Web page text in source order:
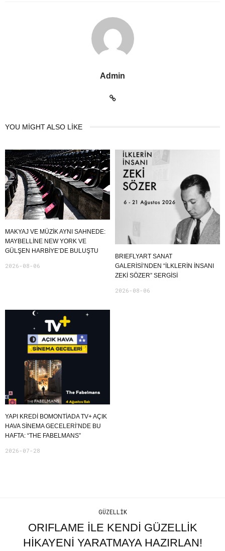
Admin
YOU MIGHT ALSO LIKE
MAKYAJ VE MÜZIK AYNI SAHNEDE:
MAYBELLINE NEW YORK VE
GÜLŞEN HARBIYE’DE BULUŞTU
2026-08-06
BRIEFLYART SANAT
GALERİSİ’NDEN “İLKLERİN İNSANI
ZEKİ SÖZER” SERGİSİ
2026-08-06
YAPI KREDI BOMONTIADA TV+ AÇIK
HAVA SINEMA GECELERI’NDE BU
HAFTA: “THE FABELMANS”
2026-07-28
GÜZELLIK
ORIFLAME İLE KENDİ GÜZELLİK
HİKAYENİ YARATMAYA HAZIRLAN!